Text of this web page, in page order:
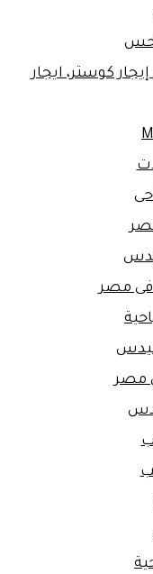
اتوبيس 33 ايجار اتوبيس 28، إيجار كوستر، ايجار
فى مصر
مصر